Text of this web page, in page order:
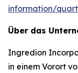
information/
Über das
Ingredion
in einem Vorort